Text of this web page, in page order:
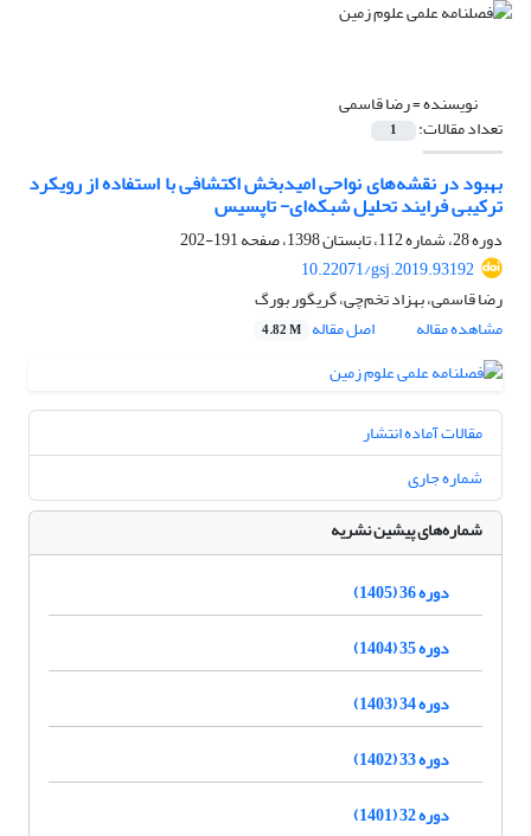
نویسنده =رضا قاسمی
تعداد مقالات: 1
بهبود در نقشه‌های نواحی امیدبخش اکتشافی با استفاده از رویکرد
ترکیبی فرایند تحلیل شبکه‌‌ای- تاپسیس
دوره 28، شماره 112، تابستان 1398، صفحه
191-202
10.22071/gsj.2019.93192
رضا قاسمی، بهزاد تخم‌چی، گریگور بورگ
مشاهده مقاله
اصل مقاله 4.82 M
مقالات آماده انتشار
شماره جاری
شماره‌های پیشین نشریه
دوره 36 (1405)
دوره 35 (1404)
دوره 34 (1403)
دوره 33 (1402)
دوره 32 (1401)